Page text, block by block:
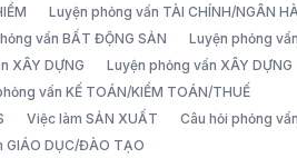
Luyện phỏng vấn TÀI CHÍNH/NGÂN
vấn BẤT ĐỘNG SẢN
Luyện phỏng
XÂY DỰNG
Luyện phỏng vấn XÂY DỰNG
vấn KẾ TOÁN/KIỂM TOÁN/THUẾ
Việc làm SẢN XUẤT
Câu hỏi phỏng
GIÁO DỤC/ĐÀO TẠO